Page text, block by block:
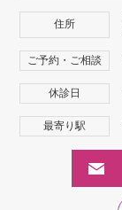
住所
ご予約・ご相談
休診日
最寄り駅